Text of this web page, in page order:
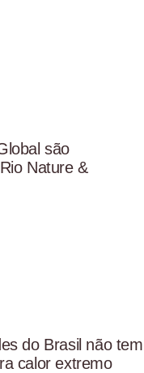
são
Nature &
do Brasil não tem
calor extremo